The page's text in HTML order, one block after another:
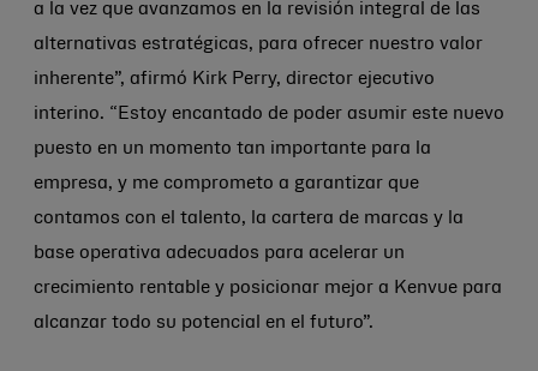
a la vez que avanzamos en la revisión integral de las
alternativas estratégicas, para ofrecer nuestro valor
inherente”, afirmó Kirk Perry, director ejecutivo
interino. “Estoy encantado de poder asumir este nuevo
puesto en un momento tan importante para la
empresa, y me comprometo a garantizar que
contamos con el talento, la cartera de marcas y la
base operativa adecuados para acelerar un
crecimiento rentable y posicionar mejor a Kenvue para
alcanzar todo su potencial en el futuro”.